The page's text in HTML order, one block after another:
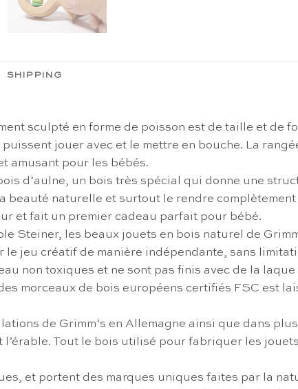
SHIPPING
sculpté en forme de poisson est de taille et de
jouer avec et le mettre en bouche. La
amusant pour les bébés.
d’aulne, un bois très spécial qui donne une
beauté naturelle et surtout le rendre
et fait un premier cadeau parfait pour bébé.
Steiner, les beaux jouets en bois naturel de
jeu créatif de manière indépendante, sans
non toxiques et ne sont pas finis avec de la
morceaux de bois européens certifiés FSC est
de Grimm’s en Allemagne ainsi que dans
Tout le bois utilisé pour fabriquer les
et portent des marques uniques faites par la